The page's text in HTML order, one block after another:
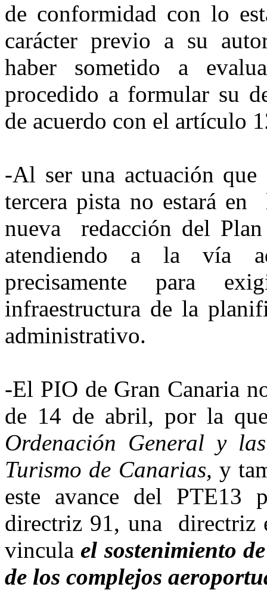
de conformidad con lo
carácter previo a su
haber sometido a
procedido a formular su
de acuerdo con el artículo
-Al ser una actuación
tercera pista no estará
nueva redacción del
atendiendo a la vía
precisamente para
infraestructura de la
administrativo.
-El PIO de Gran Canaria
de 14 de abril, por la
Ordenación General y
Turismo de Canarias, y
este avance del PTE13
directriz 91, una directriz
vincula el sostenimiento
de los complejos